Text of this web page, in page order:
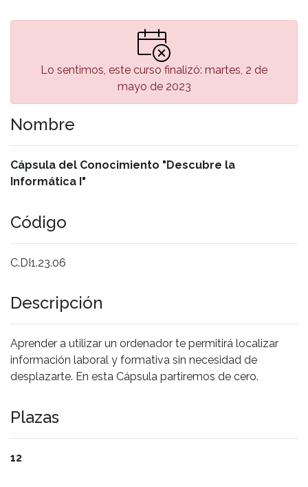
Lo sentimos, este curso finalizó: martes, 2 de
mayo de 2023
Nombre
Cápsula del Conocimiento "Descubre la
Informática I"
Código
C.DI1.23.06
Descripción
Aprender a utilizar un ordenador te permitirá localizar
información laboral y formativa sin necesidad de
desplazarte. En esta Cápsula partiremos de cero.
Plazas
12